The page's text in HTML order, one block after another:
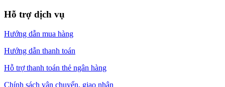
Hỗ trợ dịch vụ
Hướng dẫn mua hàng
Hướng dẫn thanh toán
Hỗ trợ thanh toán thẻ ngân hàng
Chính sách vận chuyển, giao nhận